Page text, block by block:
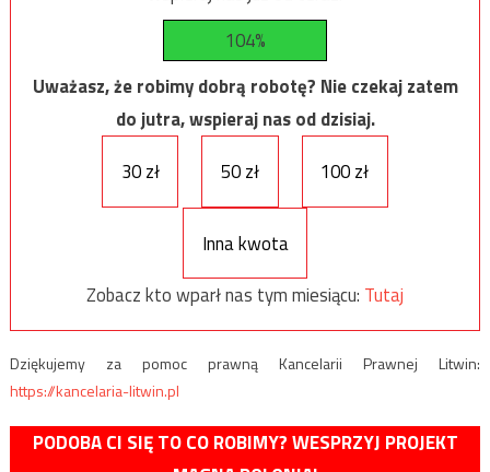
104%
Uważasz, że robimy dobrą robotę? Nie czekaj zatem
do jutra, wspieraj nas od dzisiaj.
30 zł
50 zł 100 zł
Inna kwota
Zobacz kto wparł nas tym miesiącu: Tutaj
Dziękujemy za pomoc prawną Kancelarii Prawnej Litwin:
https://kancelaria-litwin.pl
PODOBA CI SIĘ TO CO ROBIMY? WESPRZYJ PROJEKT